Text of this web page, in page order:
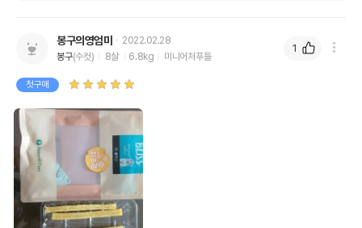
봉구의영엄마
2022.02.28
봉구(수컷) 8살 6.8kg 미니어처푸들
첫구매
1